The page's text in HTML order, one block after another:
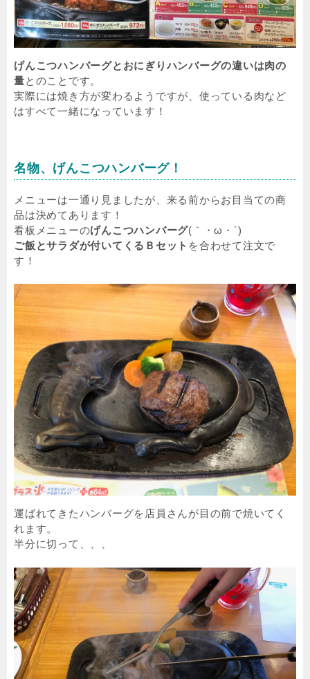
げんこつハンバーグとおにぎりハンバーグの違いは肉の
量とのことです。
実際には焼き方が変わるようですが、使っている肉など
はすべて一緒になっています！
名物、げんこつハンバーグ！
メニューは一通り見ましたが、来る前からお目当ての商
品は決めてあります！
看板メニューのげんこつハンバーグ(｀・ω・´)
ご飯とサラダが付いてくるＢセット を合わせて注文で
す！
運ばれてきたハンバーグを店員さんが目の前で焼いてく
れます。
半分に切って、、、